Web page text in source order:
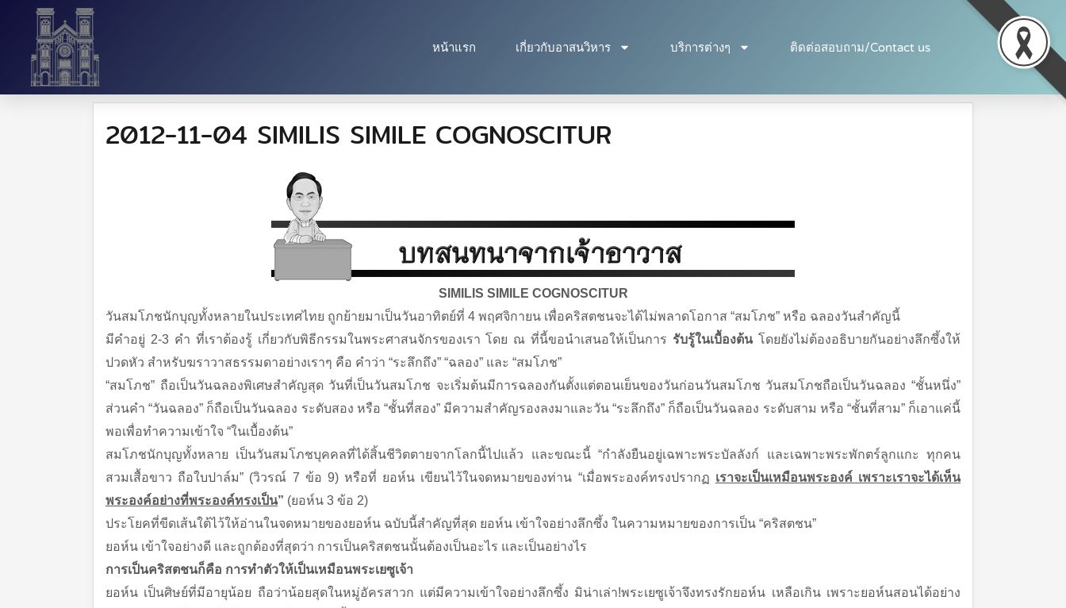
หน้าแรก เกี่ยวกับอาสนวิหาร บริการต่างๆ ติดต่อสอบถาม/Contact us
2012-11-04 SIMILIS SIMILE COGNOSCITUR
SIMILIS SIMILE COGNOSCITUR
วันสมโภชนักบุญทั้งหลายในประเทศไทย ถูกย้ายมาเป็นวันอาทิตย์ที่ 4 พฤศจิกายน เพื่อคริสตชนจะได้ไม่พลาดโอกาส “สมโภช” หรือ ฉลองวันสำคัญนี้
มีคำอยู่ 2-3 คำ ที่เราต้องรู้ เกี่ยวกับพิธีกรรมในพระศาสนจักรของเรา โดย ณ ที่นี้ขอนำเสนอให้เป็นการ รับรู้ในเบื้องต้นโดยยังไม่ต้องอธิบายกันอย่างลึกซึ้งให้
ปวดหัว สำหรับฆราวาสธรรมดาอย่างเราๆ คือ คำว่า “ระลึกถึง” “ฉลอง” และ “สมโภช”
“สมโภช” ถือเป็นวันฉลองพิเศษสำคัญสุด วันที่เป็นวันสมโภช จะเริ่มต้นมีการฉลองกันตั้งแต่ตอนเย็นของวันก่อนวันสมโภช วันสมโภชถือเป็นวันฉลอง “ชั้นหนึ่ง”
ส่วนคำ “วันฉลอง” ก็ถือเป็นวันฉลอง ระดับสอง หรือ “ชั้นที่สอง” มีความสำคัญรองลงมาและวัน “ระลึกถึง” ก็ถือเป็นวันฉลอง ระดับสาม หรือ “ชั้นที่สาม” ก็เอาแค่นี้
พอเพื่อทำความเข้าใจ “ในเบื้องต้น”
สมโภชนักบุญทั้งหลาย เป็นวันสมโภชบุคคลที่ได้สิ้นชีวิตตายจากโลกนี้ไปแล้ว และขณะนี้ “กำลังยืนอยู่เฉพาะพระบัลลังก์ และเฉพาะพระพักตร์ลูกแกะ ทุกคน
สวมเสื้อขาว ถือใบปาล์ม” (วิวรณ์ 7 ข้อ 9) หรือที่ ยอห์น เขียนไว้ในจดหมายของท่าน “เมื่อพระองค์ทรงปรากฏ เราจะเป็นเหมือนพระองค์ เพราะเราจะได้เห็น
พระองค์อย่างที่พระองค์ทรงเป็น” (ยอห์น 3 ข้อ 2)
ประโยคที่ขีดเส้นใต้ไว้ให้อ่านในจดหมายของยอห์น ฉบับนี้สำคัญที่สุด ยอห์น เข้าใจอย่างลึกซึ้ง ในความหมายของการเป็น “คริสตชน”
ยอห์น เข้าใจอย่างดี และถูกต้องที่สุดว่า การเป็นคริสตชนนั้นต้องเป็นอะไร และเป็นอย่างไร
การเป็นคริสตชนก็คือ การทำตัวให้เป็นเหมือนพระเยซูเจ้า
ยอห์น เป็นศิษย์ที่มีอายุน้อย ถือว่าน้อยสุดในหมู่อัครสาวก แต่มีความเข้าใจอย่างลึกซึ้ง มิน่าเล่า!พระเยซูเจ้าจึงทรงรักยอห์น เหลือเกิน เพราะยอห์นสอนได้อย่าง